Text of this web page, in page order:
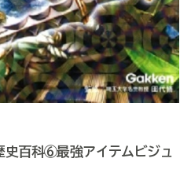
史百科⑥最強アイテムビジュ